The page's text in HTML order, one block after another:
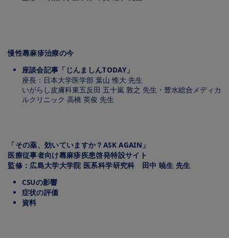
慢性蕁⿇疹治療の今
座談会記事「じんましんTODAY」
座⻑：⽇本⼤学医学部 葉⼭ 惟⼤ 先⽣
いがらし⽪膚科東五反⽥ 五⼗嵐 敦之 先⽣・豊⽔総合メディカ
ルクリニック ⾼橋 英俊 先⽣
「その薬、効いていますか？ASK AGAIN」
医療従事者向け蕁麻疹疾患啓発特設サイト
監修：広島大学大学院 医系科学研究科 田中 暁生 先生
CSUの影響
症状の評価
資料